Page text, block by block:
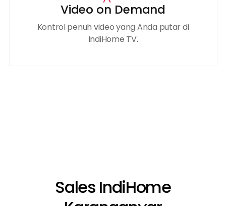
Video on Demand
Kontrol penuh video yang Anda putar di
IndiHome TV.
Sales IndiHome